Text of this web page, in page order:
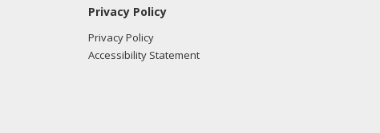
Privacy Policy
Privacy Policy
Accessibility Statement